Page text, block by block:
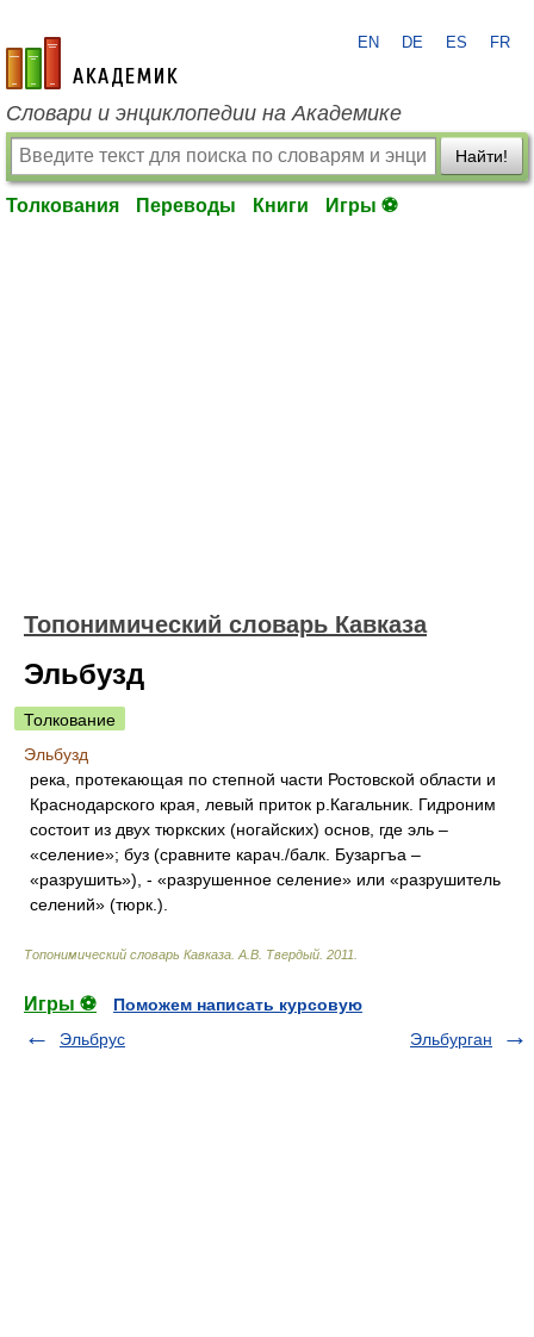
academic.ru
EN DE ES FR
Словари и энциклопедии на Академике
Найти!
Толкования Переводы Книги Игры ⚽
Топонимический словарь Кавказа
Эльбузд
Толкование
Эльбузд
река, протекающая по степной части Ростовской области и
Краснодарского края, левый приток р.Кагальник. Гидроним
состоит из двух тюркских (ногайских) основ, где эль –
«селение»; буз (сравните карач./балк. Бузаргъа –
«разрушить»), - «разрушенное селение» или «разрушитель
селений» (тюрк.).
Топонимический словарь Кавказа А.В. Твердый 2011
Игры ⚽
Поможем написать курсовую
Эльбрус
Эльбурган